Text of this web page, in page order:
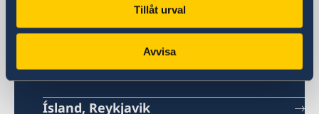
Tillåt urval
Avvisa
Svíþjóð á Íslandi
Sendiráð Svíþjóðar
Ísland, Reykjavik